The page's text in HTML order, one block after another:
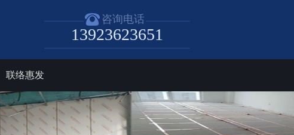
咨询电话
13923623651
联络惠发